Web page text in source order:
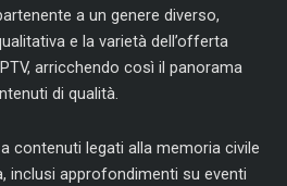
a un genere diverso,
e la varietà dell’offerta
arricchendo così il panorama
di qualità.
contenuti legati alla memoria civile
inclusi approfondimenti su eventi